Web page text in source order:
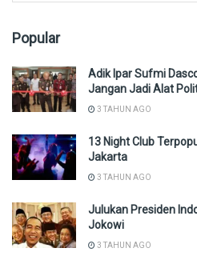
Popular
Adik Ipar Sufmi
Jangan Jadi Alat
3 TAHUN AGO
13 Night Club
Jakarta
3 TAHUN AGO
Julukan Presiden
Jokowi
3 TAHUN AGO